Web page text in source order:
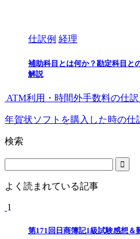
仕訳例 経理
補助科目とは何か？勘定科目と
解説
ATM利用・時間外手数料の仕訳
年賀状ソフトを購入した時の仕
検索
よく読まれている記事
1
第171回日商簿記1級試験感想＆